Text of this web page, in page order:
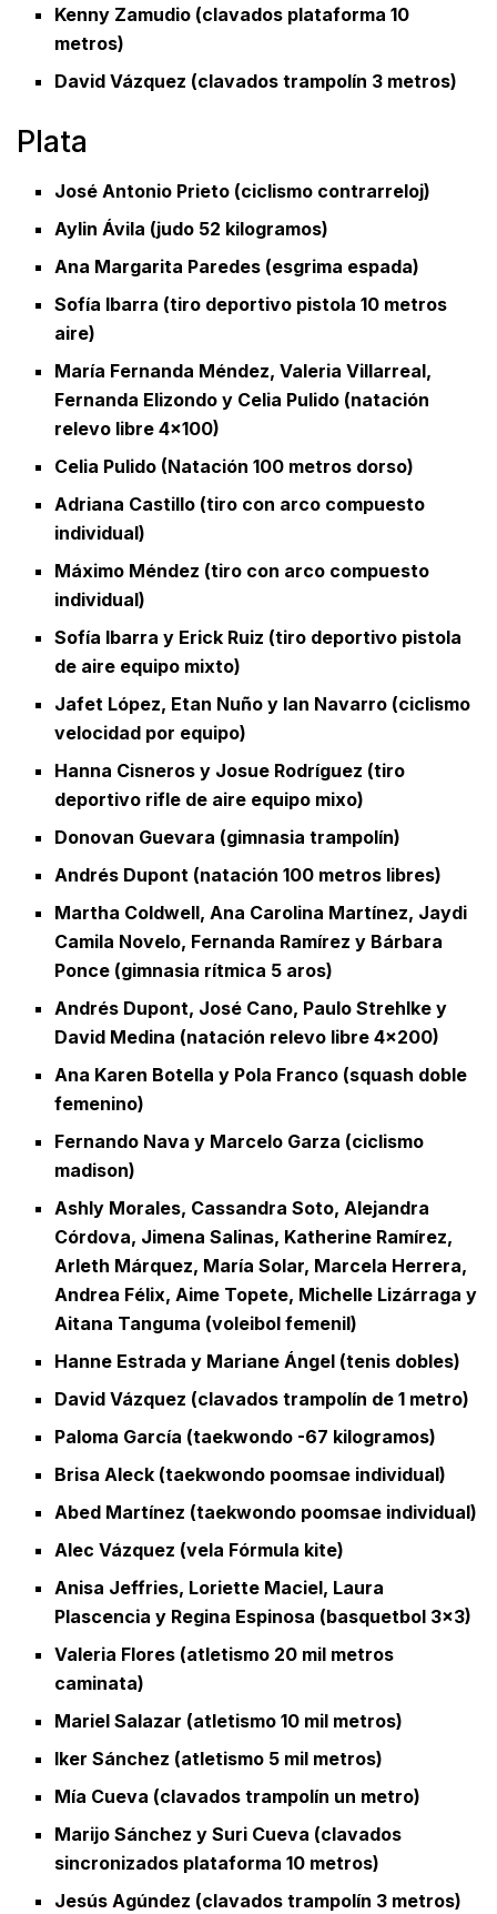
Kenny Zamudio (clavados plataforma 10
metros)
David Vázquez (clavados trampolín 3 metros)
Plata
José Antonio Prieto (ciclismo contrarreloj)
Aylin Ávila (judo 52 kilogramos)
Ana Margarita Paredes (esgrima espada)
Sofía Ibarra (tiro deportivo pistola 10 metros
aire)
María Fernanda Méndez, Valeria Villarreal,
Fernanda Elizondo y Celia Pulido (natación
relevo libre 4×100)
Celia Pulido (Natación 100 metros dorso)
Adriana Castillo (tiro con arco compuesto
individual)
Máximo Méndez (tiro con arco compuesto
individual)
Sofía Ibarra y Erick Ruiz (tiro deportivo pistola
de aire equipo mixto)
Jafet López, Etan Nuño y Ian Navarro (ciclismo
velocidad por equipo)
Hanna Cisneros y Josue Rodríguez (tiro
deportivo rifle de aire equipo mixo)
Donovan Guevara (gimnasia trampolín)
Andrés Dupont (natación 100 metros libres)
Martha Coldwell, Ana Carolina Martínez, Jaydi
Camila Novelo, Fernanda Ramírez y Bárbara
Ponce (gimnasia rítmica 5 aros)
Andrés Dupont, José Cano, Paulo Strehlke y
David Medina (natación relevo libre 4×200)
Ana Karen Botella y Pola Franco (squash doble
femenino)
Fernando Nava y Marcelo Garza (ciclismo
madison)
Ashly Morales, Cassandra Soto, Alejandra
Córdova, Jimena Salinas, Katherine Ramírez,
Arleth Márquez, María Solar, Marcela Herrera,
Andrea Félix, Aime Topete, Michelle Lizárraga y
Aitana Tanguma (voleibol femenil)
Hanne Estrada y Mariane Ángel (tenis dobles)
David Vázquez (clavados trampolín de 1 metro)
Paloma García (taekwondo -67 kilogramos)
Brisa Aleck (taekwondo poomsae individual)
Abed Martínez (taekwondo poomsae individual)
Alec Vázquez (vela Fórmula kite)
Anisa Jeffries, Loriette Maciel, Laura
Plascencia y Regina Espinosa (basquetbol 3×3)
Valeria Flores (atletismo 20 mil metros
caminata)
Mariel Salazar (atletismo 10 mil metros)
Iker Sánchez (atletismo 5 mil metros)
Mía Cueva (clavados trampolín un metro)
Marijo Sánchez y Suri Cueva (clavados
sincronizados plataforma 10 metros)
Jesús Agúndez (clavados trampolín 3 metros)